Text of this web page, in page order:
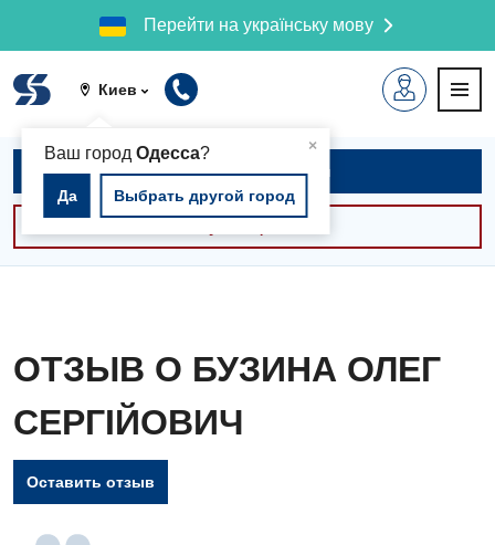
Перейти на українську мову
Киев
×
Ваш город Одесса?
Да Выбрать другой город
Записаться на приём
ОТЗЫВ О БУЗИНА ОЛЕГ
СЕРГІЙОВИЧ
Оставить отзыв